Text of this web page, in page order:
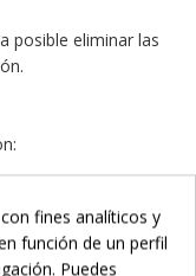
posible eliminar las
de una pieza de
fines analíticos y
función de un perfil
Puedes